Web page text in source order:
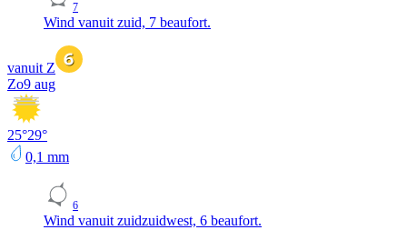
7
Wind vanuit zuid, 7 beaufort.
vanuit Z
Zo9 aug
25°29°
0,1 mm
6
Wind vanuit zuidzuidwest, 6 beaufort.